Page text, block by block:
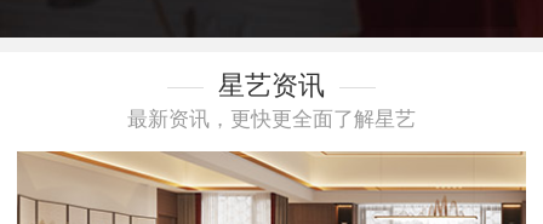
星艺资讯
最新资讯，更快更全面了解星艺